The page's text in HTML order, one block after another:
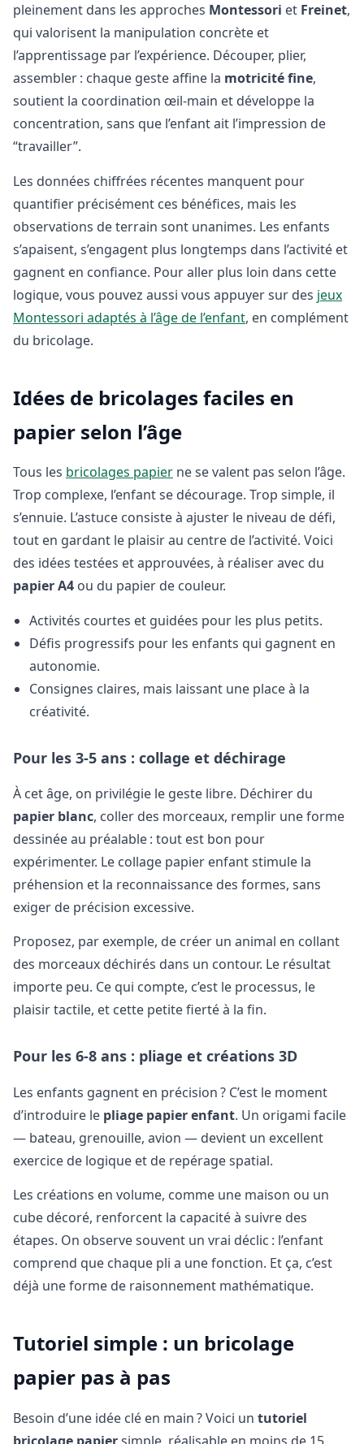
pleinement dans les approches Montessori et Freinet,
qui valorisent la manipulation concrète et
l’apprentissage par l’expérience. Découper, plier,
assembler : chaque geste affine la motricité fine,
soutient la coordination œil-main et développe la
concentration, sans que l’enfant ait l’impression de
“travailler”.
Les données chiffrées récentes manquent pour
quantifier précisément ces bénéfices, mais les
observations de terrain sont unanimes. Les enfants
s’apaisent, s’engagent plus longtemps dans l’activité et
gagnent en confiance. Pour aller plus loin dans cette
logique, vous pouvez aussi vous appuyer sur des jeux
Montessori adaptés à l’âge de l’enfant, en complément
du bricolage.
Idées de bricolages faciles en
papier selon l’âge
Tous les bricolages papier ne se valent pas selon l’âge.
Trop complexe, l’enfant se décourage. Trop simple, il
s’ennuie. L’astuce consiste à ajuster le niveau de défi,
tout en gardant le plaisir au centre de l’activité. Voici
des idées testées et approuvées, à réaliser avec du
papier A4 ou du papier de couleur.
Activités courtes et guidées pour les plus petits.
Défis progressifs pour les enfants qui gagnent en
autonomie.
Consignes claires, mais laissant une place à la
créativité.
Pour les 3-5 ans : collage et déchirage
À cet âge, on privilégie le geste libre. Déchirer du
papier blanc, coller des morceaux, remplir une forme
dessinée au préalable : tout est bon pour
expérimenter. Le collage papier enfant stimule la
préhension et la reconnaissance des formes, sans
exiger de précision excessive.
Proposez, par exemple, de créer un animal en collant
des morceaux déchirés dans un contour. Le résultat
importe peu. Ce qui compte, c’est le processus, le
plaisir tactile, et cette petite fierté à la fin.
Pour les 6-8 ans : pliage et créations 3D
Les enfants gagnent en précision ? C’est le moment
d’introduire le pliage papier enfant. Un origami facile
— bateau, grenouille, avion — devient un excellent
exercice de logique et de repérage spatial.
Les créations en volume, comme une maison ou un
cube décoré, renforcent la capacité à suivre des
étapes. On observe souvent un vrai déclic : l’enfant
comprend que chaque pli a une fonction. Et ça, c’est
déjà une forme de raisonnement mathématique.
Tutoriel simple : un bricolage
papier pas à pas
Besoin d’une idée clé en main ? Voici un tutoriel
bricolage papiersimple, réalisable en moins de 15